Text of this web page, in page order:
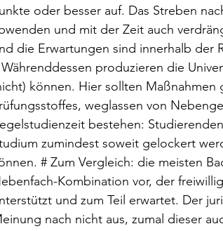
oder besser auf. Das Streben
und mit der Zeit auch
die Erwartungen sind innerhalb der
produzieren die
können. Hier sollten
weglassen von
bestehen:
zumindest soweit gelockert
# Zum Vergleich: die meisten
Kombination vor, der
und zum Teil erwartet. Der
nach nicht aus, zumal dieser